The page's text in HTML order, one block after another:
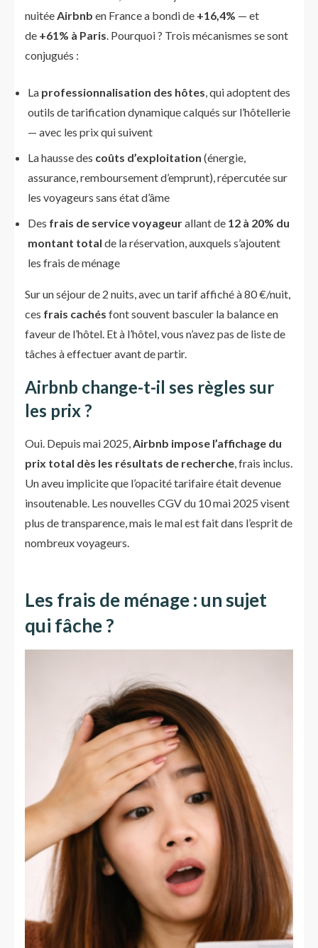
nuitéeAirbnb en France a bondi de +16,4% — et
de +61% à Paris. Pourquoi ? Trois mécanismes se sont
conjugués :
La professionnalisation des hôtes, qui adoptent des
outils de tarification dynamique calqués sur l’hôtellerie
— avec les prix qui suivent
La hausse des coûts d’exploitation (énergie,
assurance, remboursement d’emprunt), répercutée sur
les voyageurs sans état d’âme
Des frais de service voyageurallant de 12 à 20% du
montant total de la réservation, auxquels s’ajoutent
les frais de ménage
Sur un séjour de 2 nuits, avec un tarif affiché à 80 €/nuit,
ces frais cachés font souvent basculer la balance en
faveur de l’hôtel. Et à l’hôtel, vous n’avez pas de liste de
tâches à effectuer avant de partir.
Airbnb change-t-il ses règles sur
les prix ?
Oui. Depuis mai 2025,Airbnb impose l’affichage du
prix total dès les résultats de recherche, frais inclus.
Un aveu implicite que l’opacité tarifaire était devenue
insoutenable. Les nouvelles CGV du 10 mai 2025 visent
plus de transparence, mais le mal est fait dans l’esprit de
nombreux voyageurs.
Les frais de ménage : un sujet
qui fâche ?